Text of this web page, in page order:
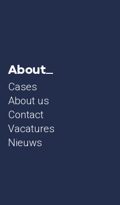
About
Cases
About us
Contact
Vacatures
Nieuws